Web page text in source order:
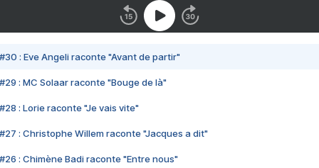
#30 : Eve Angeli raconte "Avant de partir"
#29 : MC Solaar raconte "Bouge de là"
#28 : Lorie raconte "Je vais vite"
#27 : Christophe Willem raconte "Jacques a dit"
#26 : Chimène Badi raconte "Entre nous"